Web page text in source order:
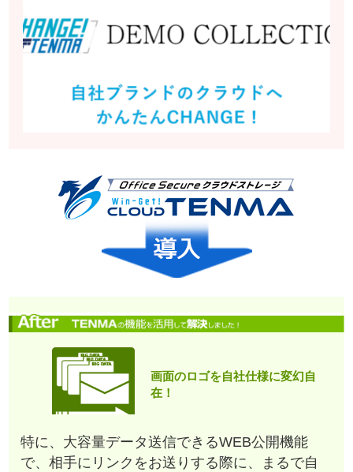
画面のロゴを自社仕様に変幻自
在！
特に、大容量データ送信できるWEB公開機能
で、相手にリンクをお送りする際に、まるで自